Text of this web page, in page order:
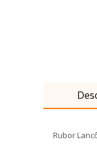
Rubor